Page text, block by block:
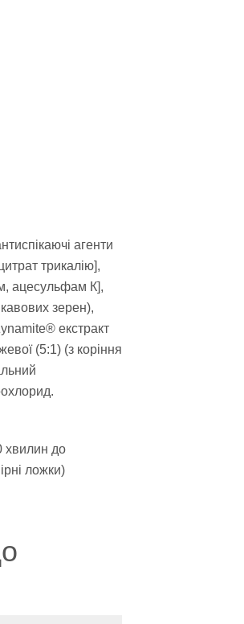
агенти
трикалію],
ацесульфам К],
зерен),
екстракт
(5:1) (з коріння
хвилин до
ложки)